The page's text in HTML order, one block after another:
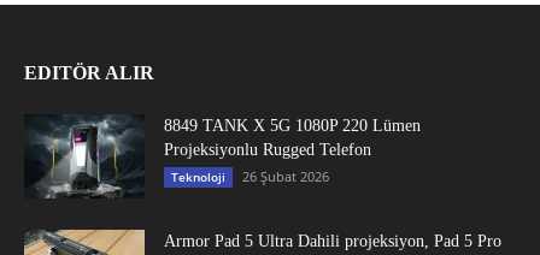
EDITÖR ALIR
8849 TANK X 5G 1080P 220 Lümen
Projeksiyonlu Rugged Telefon
Teknoloji 26 Şubat 2026
Armor Pad 5 Ultra Dahili projeksiyon, Pad 5 Pro